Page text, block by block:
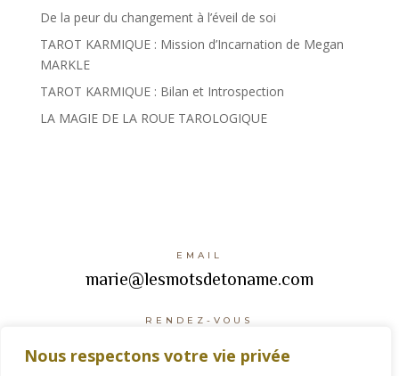
Nous respectons votre vie privée
De la peur du changement à l’éveil de soi
TAROT KARMIQUE : Mission d’Incarnation de Megan
MARKLE
TAROT KARMIQUE : Bilan et Introspection
LA MAGIE DE LA ROUE TAROLOGIQUE
EMAIL
marie@lesmotsdetoname.com
RENDEZ-VOUS